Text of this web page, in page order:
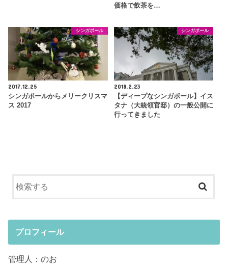
価格で飲茶を…
シンガポール
2017.12.25
シンガポールからメリークリスマ
ス 2017
シンガポール
2018.2.23
【ディープなシンガポール】イス
タナ（大統領官邸）の一般公開に
行ってきました
プロフィール
管理人：のお